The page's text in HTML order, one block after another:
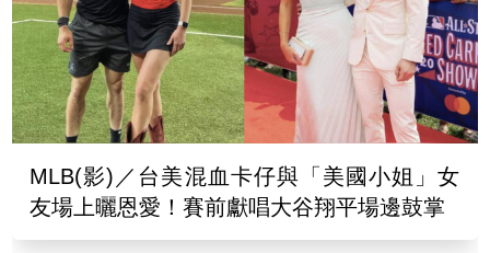
MLB(影)／台美混血卡仔與「美國小姐」女
友場上曬恩愛！賽前獻唱大谷翔平場邊鼓掌